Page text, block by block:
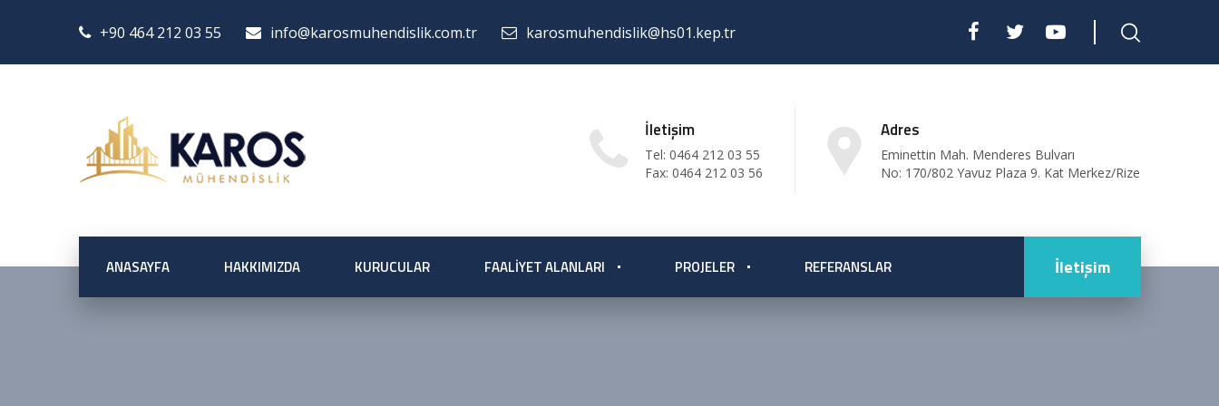
+90 464 212 03 55 info@karosmuhendislik.com.tr karosmuhendislik@hs01.kep.tr
İletişim
Tel: 0464 212 03 55
Fax: 0464 212 03 56
Adres
Eminettin Mah. Menderes Bulvarı
No: 170/802 Yavuz Plaza 9. Kat Merkez/Rize
ANASAYFA HAKKIMIZDA KURUCULAR FAALIYET ALANLARI PROJELER REFERANSLAR İletişim